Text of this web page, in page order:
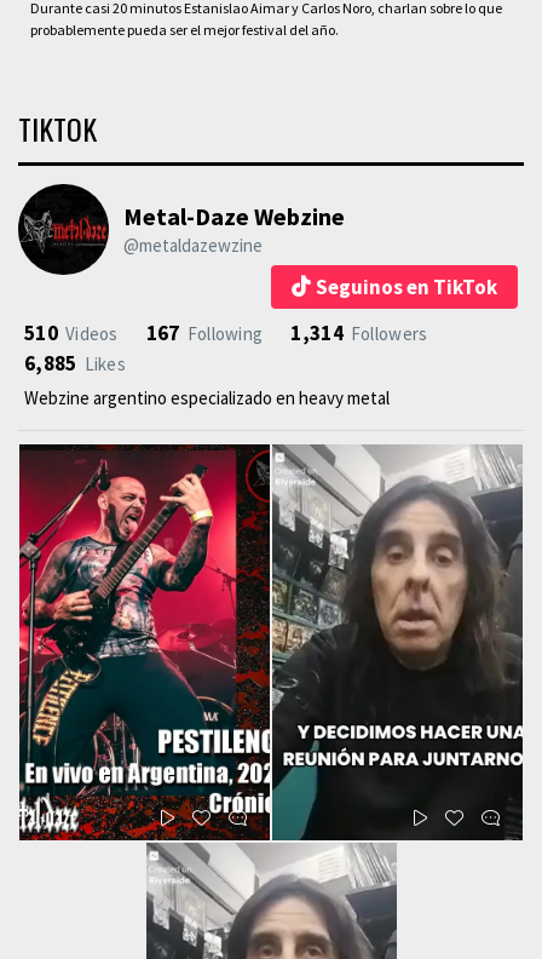
Durante casi 20 minutos Estanislao Aimar y Carlos Noro, charlan sobre lo que
probablemente pueda ser el mejor festival del año.
TIKTOK
Metal-Daze Webzine
@metaldazewzine
Seguinos en TikTok
510 Videos 167 Following 1,314 Followers
6,885 Likes
Webzine argentino especializado en heavy metal